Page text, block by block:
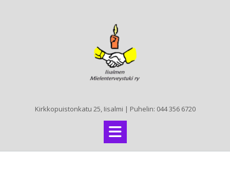
Kirkkopuistonkatu 25, Iisalmi | Puhelin: 044 356 6720